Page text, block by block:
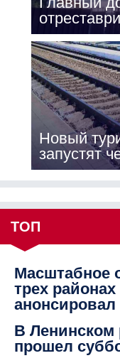
Новый
запустят
ТОП
Масштабное
трех районах
В Ленинском
прошел